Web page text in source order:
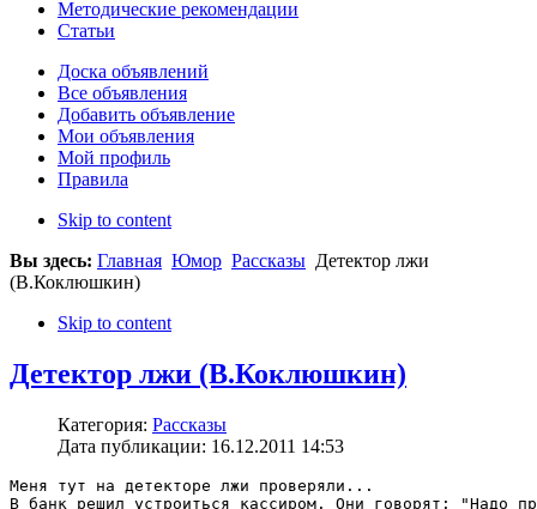
Методические рекомендации
Статьи
Доска объявлений
Все объявления
Добавить объявление
Мои объявления
Мой профиль
Правила
Skip to content
Вы здесь: Главная Юмор Рассказы Детектор лжи
(В.Коклюшкин)
Skip to content
Детектор лжи (В.Коклюшкин)
Категория: Рассказы
Дата публикации: 16.12.2011 14:53
Меня тут на детекторе лжи проверяли...
В банк решил устроиться кассиром. Они говорят: "Надо